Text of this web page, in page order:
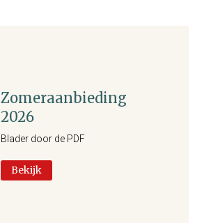
Zomeraanbieding
2026
Blader door de PDF
Bekijk